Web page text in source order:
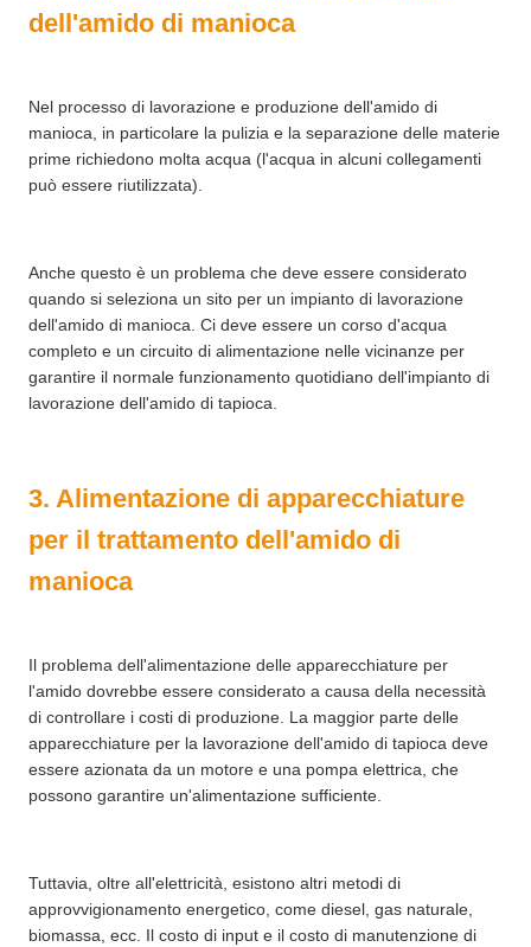
dell'amido di manioca
Nel processo di lavorazione e produzione dell'amido di
manioca, in particolare la pulizia e la separazione delle materie
prime richiedono molta acqua (l'acqua in alcuni collegamenti
può essere riutilizzata).
Anche questo è un problema che deve essere considerato
quando si seleziona un sito per un impianto di lavorazione
dell'amido di manioca. Ci deve essere un corso d'acqua
completo e un circuito di alimentazione nelle vicinanze per
garantire il normale funzionamento quotidiano dell'impianto di
lavorazione dell'amido di tapioca.
3. Alimentazione di apparecchiature
per il trattamento dell'amido di
manioca
Il problema dell'alimentazione delle apparecchiature per
l'amido dovrebbe essere considerato a causa della necessità
di controllare i costi di produzione. La maggior parte delle
apparecchiature per la lavorazione dell'amido di tapioca deve
essere azionata da un motore e una pompa elettrica, che
possono garantire un'alimentazione sufficiente.
Tuttavia, oltre all'elettricità, esistono altri metodi di
approvvigionamento energetico, come diesel, gas naturale,
biomassa, ecc. Il costo di input e il costo di manutenzione di